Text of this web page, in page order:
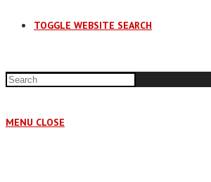
TOGGLE WEBSITE SEARCH
MENU CLOSE